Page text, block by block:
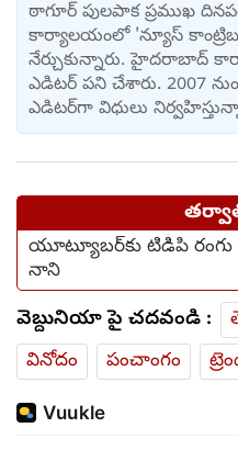
ఠాగూర్ పులపాక ప్రముఖ
కార్యాలయంలో 'న్యూస్
నేర్చుకున్నారు. హైదరాబాద్
ఎడిటర్ పని చేశారు. 2007
ఎడిటర్‌‌గా విధులు
యూట్యూబర్‌కు టిడిపి రంగు
నాని
వెబ్దునియా పై చదవండి :
వినోదం
పంచాంగం